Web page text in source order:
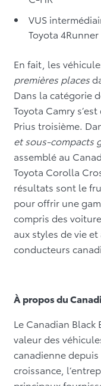
VUS
Toyota 4Runner
En fait, les
premières places
Dans la catégorie
Toyota Camry
Prius troisième.
et sous-compacts
assemblé au
Toyota Corolla
résultats sont le
pour offrir une
compris des
aux styles de vie
conducteurs
À propos du
Le Canadian
valeur des
canadienne
croissance,